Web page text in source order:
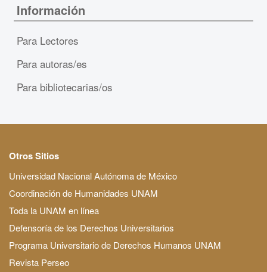
Información
Para Lectores
Para autoras/es
Para bibliotecarias/os
Otros Sitios
Universidad Nacional Autónoma de México
Coordinación de Humanidades UNAM
Toda la UNAM en línea
Defensoría de los Derechos Universitarios
Programa Universitario de Derechos Humanos UNAM
Revista Perseo